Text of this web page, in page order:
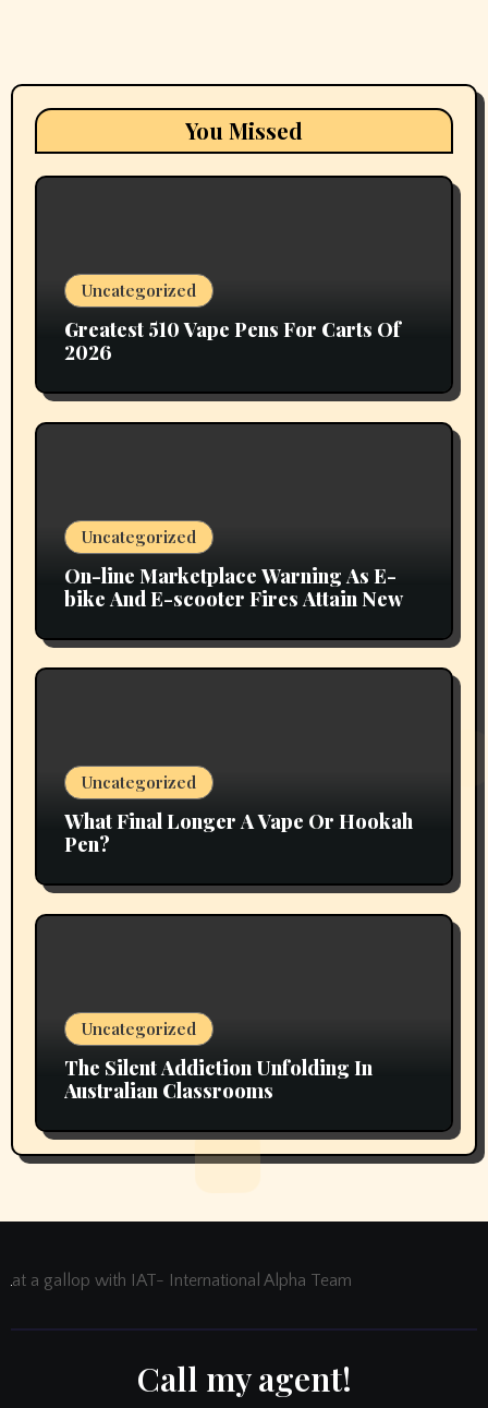
You Missed
Uncategorized
Greatest 510 Vape Pens For Carts Of
2026
Uncategorized
On-line Marketplace Warning As E-
bike And E-scooter Fires Attain New
Uncategorized
What Final Longer A Vape Or Hookah
Pen?
Uncategorized
The Silent Addiction Unfolding In
Australian Classrooms
at a gallop with IAT- International Alpha Team
Call my agent!